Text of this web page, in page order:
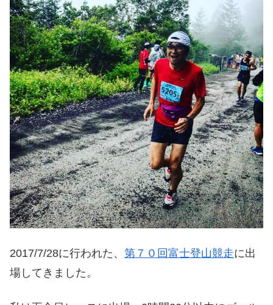
2017/7/28に行われた、 第７０回富士登山競走に出
場してきました。